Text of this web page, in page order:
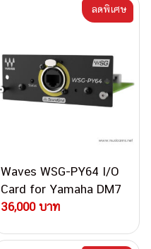
Waves WSG-PY64 I/O
Card for Yamaha DM7
Consoles
36,000 บาท
ลดพิเศษ